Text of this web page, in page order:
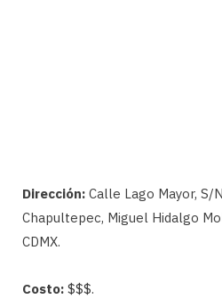
Dirección: Calle Lago Mayor, S/
Chapultepec, Miguel Hidalgo
CDMX.
Costo: $$$.